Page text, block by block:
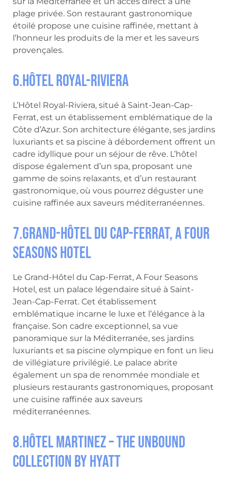
plage privée. Son restaurant gastronomique
étoilé propose une cuisine raffinée, mettant à
l’honneur les produits de la mer et les saveurs
provençales.
6.Hôtel Royal-Riviera
L’Hôtel Royal-Riviera, situé à Saint-Jean-Cap-
Ferrat, est un établissement emblématique de la
Côte d’Azur. Son architecture élégante, ses jardins
luxuriants et sa piscine à débordement offrent un
cadre idyllique pour un séjour de rêve. L’hôtel
dispose également d’un spa, proposant une
gamme de soins relaxants, et d’un restaurant
gastronomique, où vous pourrez déguster une
cuisine raffinée aux saveurs méditerranéennes.
7.Grand-Hôtel du Cap-Ferrat, A Four
Seasons Hotel
Le Grand-Hôtel du Cap-Ferrat, A Four Seasons
Hotel, est un palace légendaire situé à Saint-
Jean-Cap-Ferrat. Cet établissement
emblématique incarne le luxe et l’élégance à la
française. Son cadre exceptionnel, sa vue
panoramique sur la Méditerranée, ses jardins
luxuriants et sa piscine olympique en font un lieu
de villégiature privilégié. Le palace abrite
également un spa de renommée mondiale et
plusieurs restaurants gastronomiques, proposant
une cuisine raffinée aux saveurs
méditerranéennes.
8.Hôtel Martinez – The Unbound
Collection by Hyatt